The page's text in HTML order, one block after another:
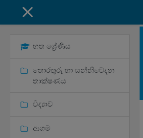
SIDE PANELහත ශ්‍රේණිය
තොරතුරු හා සන්නිවේදන
තාක්ෂණය
විද්‍යාව
ආගම